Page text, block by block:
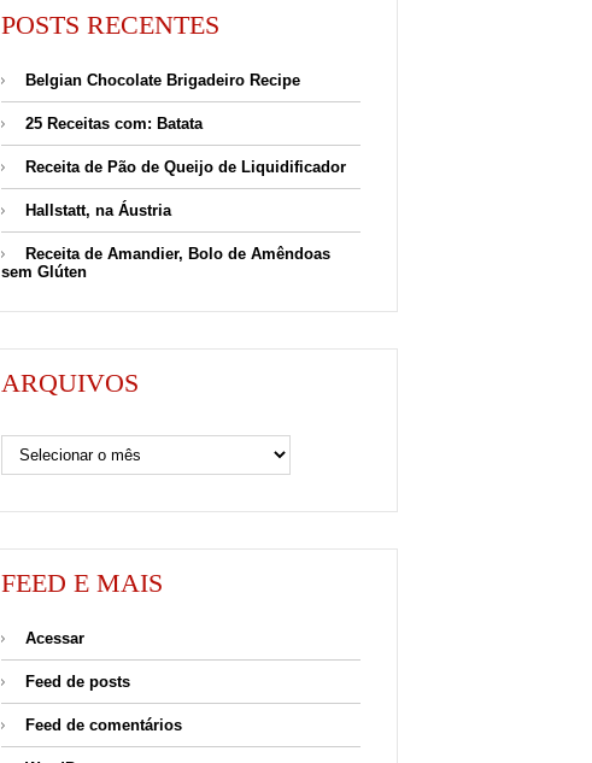
POSTS RECENTES
Belgian Chocolate Brigadeiro Recipe
25 Receitas com: Batata
Receita de Pão de Queijo de Liquidificador
Hallstatt, na Áustria
Receita de Amandier, Bolo de Amêndoas
sem Glúten
ARQUIVOS
FEED E MAIS
Acessar
Feed de posts
Feed de comentários